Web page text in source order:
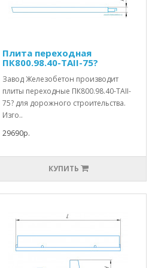
Плита переходная
ПК800.98.40-ТАII-75?
Завод Железобетон производит
плиты переходные ПК800.98.40-ТАII-
75? для дорожного строительства.
Изго..
29690р.
КУПИТЬ